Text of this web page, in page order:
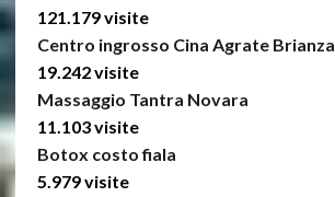
121.179 visite
Centro ingrosso Cina Agrate Brianza
19.242 visite
Massaggio Tantra Novara
11.103 visite
Botox costo fiala
5.979 visite